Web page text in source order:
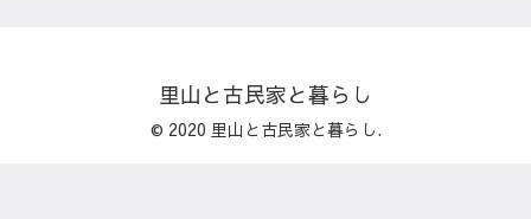
里山と古民家と暮らし
© 2020 里山と古民家と暮らし.